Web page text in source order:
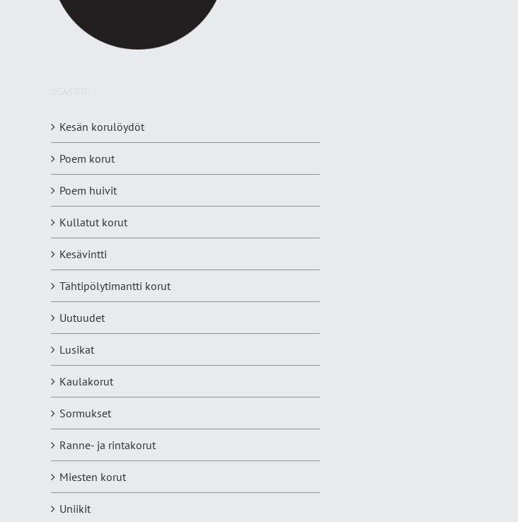
Kesän korulöydöt
Poem korut
Poem huivit
Kullatut korut
Kesävintti
Tähtipölytimantti korut
Uutuudet
Lusikat
Kaulakorut
Sormukset
Ranne- ja rintakorut
Miesten korut
Uniikit